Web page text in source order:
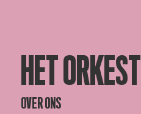
HET ORKEST
OVER ONS